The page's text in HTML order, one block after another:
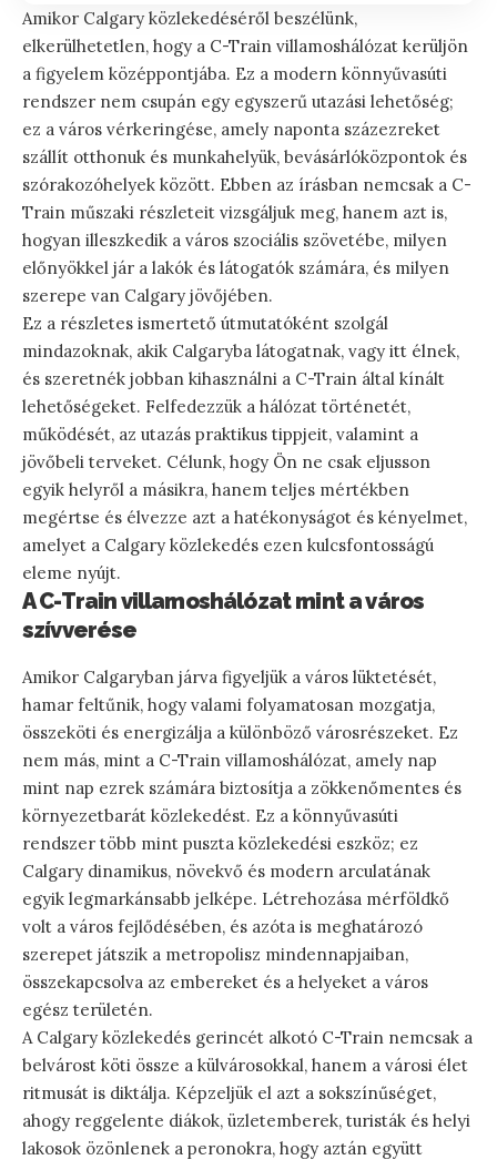
Amikor Calgary közlekedéséről beszélünk,
elkerülhetetlen, hogy a C-Train villamoshálózat kerüljön
a figyelem középpontjába. Ez a modern könnyűvasúti
rendszer nem csupán egy egyszerű utazási lehetőség;
ez a város vérkeringése, amely naponta százezreket
szállít otthonuk és munkahelyük, bevásárlóközpontok és
szórakozóhelyek között. Ebben az írásban nemcsak a C-
Train műszaki részleteit vizsgáljuk meg, hanem azt is,
hogyan illeszkedik a város szociális szövetébe, milyen
előnyökkel jár a lakók és látogatók számára, és milyen
szerepe van Calgary jövőjében.
Ez a részletes ismertető útmutatóként szolgál
mindazoknak, akik Calgaryba látogatnak, vagy itt élnek,
és szeretnék jobban kihasználni a C-Train által kínált
lehetőségeket. Felfedezzük a hálózat történetét,
működését, az utazás praktikus tippjeit, valamint a
jövőbeli terveket. Célunk, hogy Ön ne csak eljusson
egyik helyről a másikra, hanem teljes mértékben
megértse és élvezze azt a hatékonyságot és kényelmet,
amelyet a Calgary közlekedés ezen kulcsfontosságú
eleme nyújt.
A C-Train villamoshálózat mint a város
szívverése
Amikor Calgaryban járva figyeljük a város lüktetését,
hamar feltűnik, hogy valami folyamatosan mozgatja,
összeköti és energizálja a különböző városrészeket. Ez
nem más, mint a C-Train villamoshálózat, amely nap
mint nap ezrek számára biztosítja a zökkenőmentes és
környezetbarát közlekedést. Ez a könnyűvasúti
rendszer több mint puszta közlekedési eszköz; ez
Calgary dinamikus, növekvő és modern arculatának
egyik legmarkánsabb jelképe. Létrehozása mérföldkő
volt a város fejlődésében, és azóta is meghatározó
szerepet játszik a metropolisz mindennapjaiban,
összekapcsolva az embereket és a helyeket a város
egész területén.
A Calgary közlekedés gerincét alkotó C-Train nemcsak a
belvárost köti össze a külvárosokkal, hanem a városi élet
ritmusát is diktálja. Képzeljük el azt a sokszínűséget,
ahogy reggelente diákok, üzletemberek, turisták és helyi
lakosok özönlenek a peronokra, hogy aztán együtt